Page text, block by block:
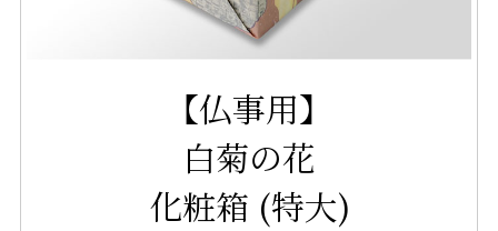
【仏事用】
白菊の花
化粧箱 (特大)